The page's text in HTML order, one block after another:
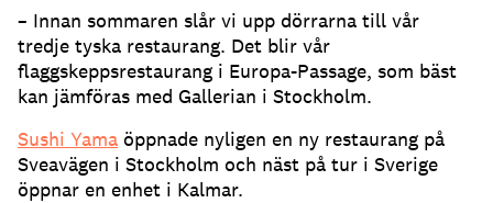
– Innan sommaren slår vi upp dörrarna till vår
tredje tyska restaurang. Det blir vår
flaggskeppsrestaurang i Europa-Passage, som bäst
kan jämföras med Gallerian i Stockholm.
Sushi Yama öppnade nyligen en ny restaurang på
Sveavägen i Stockholm och näst på tur i Sverige
öppnar en enhet i Kalmar.